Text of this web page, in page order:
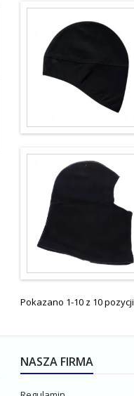
Pokazano 1-10 z 10 pozycji
NASZA FIRMA